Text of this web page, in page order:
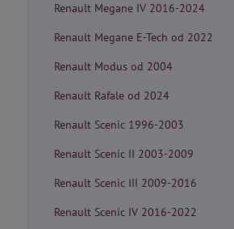
Renault Megane IV 2016-2024
Renault Megane E-Tech od 2022
Renault Modus od 2004
Renault Rafale od 2024
Renault Scenic 1996-2003
Renault Scenic II 2003-2009
Renault Scenic III 2009-2016
Renault Scenic IV 2016-2022